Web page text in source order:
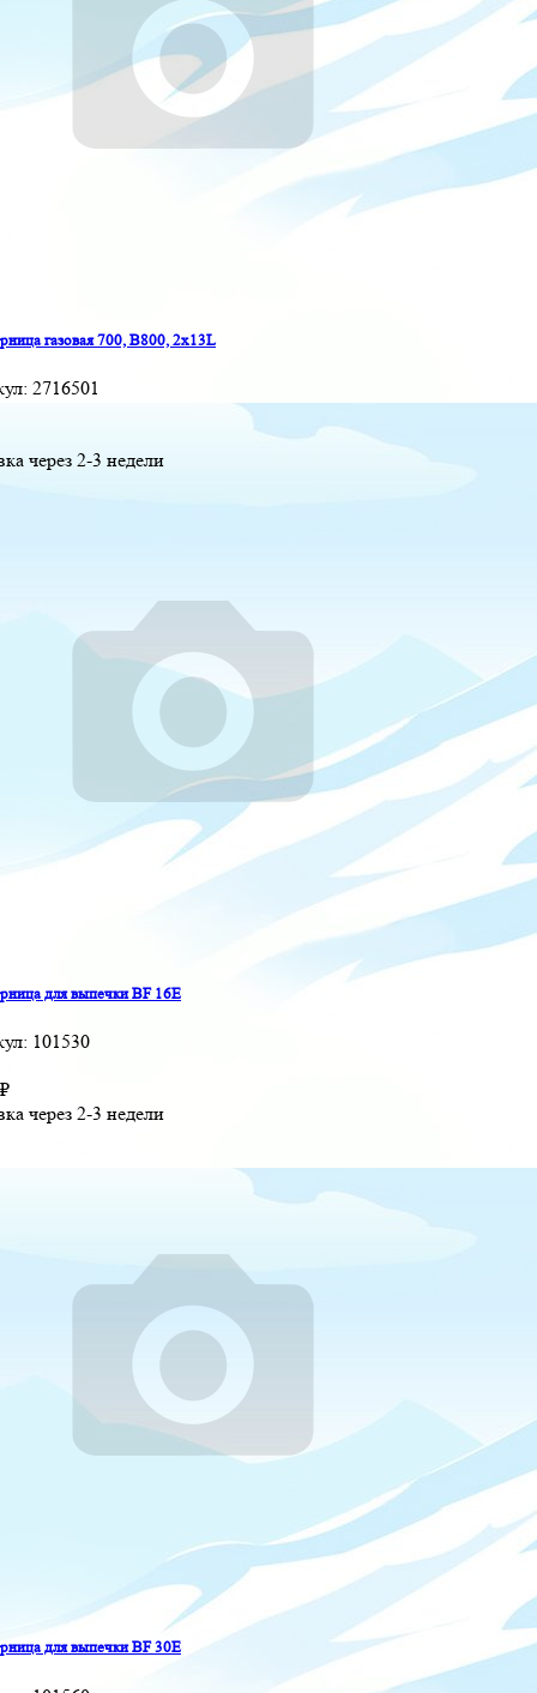
газовая 700, B800, 2x13L
2716501
через 2-3 недели
для выпечки BF 16E
101530
₽
через 2-3 недели
для выпечки BF 30E